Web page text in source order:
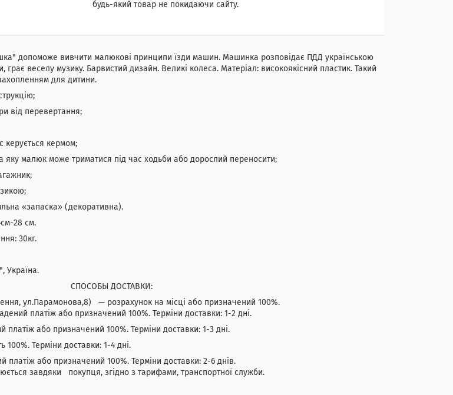
будь-який товар не покидаючи сайту.
допоможе вивчити малюкові принципи їзди машин. Машинка розповідає ПДД українською
веселу музику. Барвистий дизайн. Великі колеса. Матеріал: високоякісний пластик. Такий
для дитини.
від перевертання;
керується кермом;
яку малюк може триматися під час ходьби або дорослий переносити;
«запаска» (декоративна).
28 см.
30кг.
Україна.
ДОСТАВКИ:
ул.Парамонова,8) — розрахунок на місці або призначений 100%.
платіж або призначений 100%. Терміни доставки: 1-2 дні.
або призначений 100%. Терміни доставки: 1-3 дні.
Терміни доставки: 1-4 дні.
платіж або призначений 100%. Терміни доставки: 2-6 днів.
завдяки покупця, згідно з тарифами, транспортної служби.